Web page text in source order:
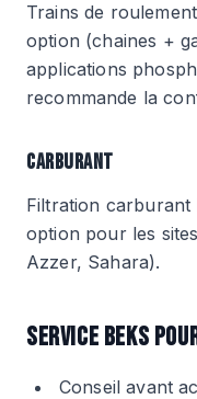
Trains de
option (chaines +
applications
recommande la
CARBURANT
Filtration carburant
option pour les
Azzer, Sahara).
SERVICE BEKS
Conseil avant